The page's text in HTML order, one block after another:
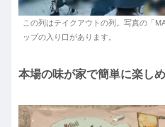
この列はテイクアウトの列。写真の「
ップの入り口があります。
本場の味が家で簡単に楽し